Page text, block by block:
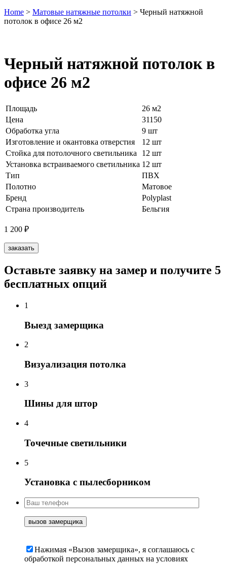
Home > Матовые натяжные потолки > Черный натяжной
потолок в офисе 26 м2
Черный натяжной потолок в
офисе 26 м2
Площадь
26 м2
Цена
31150
Обработка угла
9 шт
Изготовление и окантовка отверстия
12 шт
Стойка для потолочного светильника
12 шт
Установка встраиваемого светильника 12 шт
Тип
ПВХ
Полотно
Матовое
Бренд
Polyplast
Страна производитель
Бельгия
1 200 ₽
заказать
Оставьте заявку на замер и получите 5
бесплатных опций
1
Выезд замерщика
2
Визуализация потолка
3
Шины для штор
4
Точечные светильники
5
Установка с пылесборником
Нажимая «Вызов замерщика», я соглашаюсь c
обработкой персональных данных на условиях